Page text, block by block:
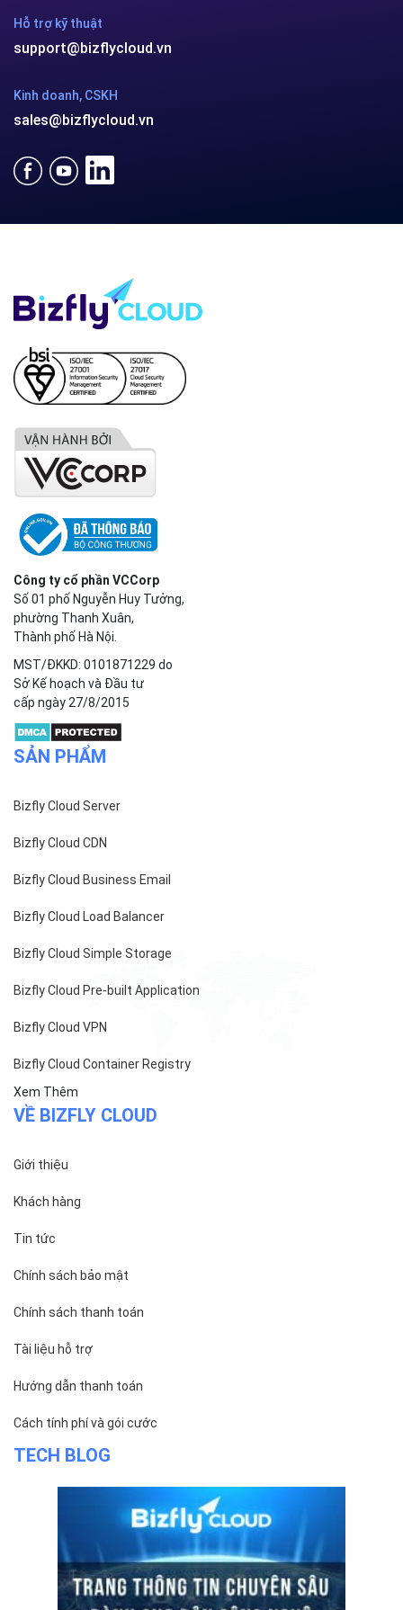
Hỗ trợ kỹ thuật
support@bizflycloud.vn
Kinh doanh, CSKH
sales@bizflycloud.vn
Công ty cổ phần VCCorp
Số 01 phố Nguyễn Huy Tưởng,
phường Thanh Xuân,
Thành phố Hà Nội.
MST/ĐKKD: 0101871229 do
Sở Kế hoạch và Đầu tư
cấp ngày 27/8/2015
SẢN PHẨM
Bizfly Cloud Server
Bizfly Cloud CDN
Bizfly Cloud Business Email
Bizfly Cloud Load Balancer
Bizfly Cloud Simple Storage
Bizfly Cloud Pre-built Application
Bizfly Cloud VPN
Bizfly Cloud Container Registry
Xem Thêm
VỀ BIZFLY CLOUD
Giới thiệu
Khách hàng
Tin tức
Chính sách bảo mật
Chính sách thanh toán
Tài liệu hỗ trợ
Hướng dẫn thanh toán
Cách tính phí và gói cước
TECH BLOG